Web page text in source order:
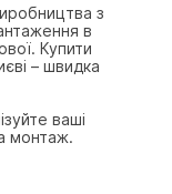
з
в
Купити
– швидка
ваші
монтаж.